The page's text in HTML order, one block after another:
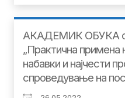
АКАДЕМИК ОБУКА
„Практична примена
набавки и најчести
спроведување на